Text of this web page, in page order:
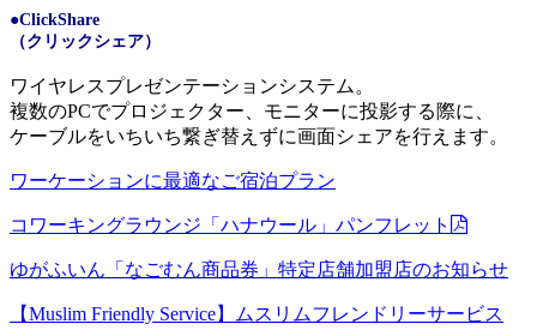
●ClickShare
（クリックシェア）
ワイヤレスプレゼンテーションシステム。
複数のPCでプロジェクター、モニターに投影する際に、
ケーブルをいちいち繋ぎ替えずに画面シェアを行えます。
ワーケーションに最適なご宿泊プラン
コワーキングラウンジ「ハナウール」パンフレット
ゆがふいん「なごむん商品券」特定店舗加盟店のお知らせ
【Muslim Friendly Service】ムスリムフレンドリーサービス